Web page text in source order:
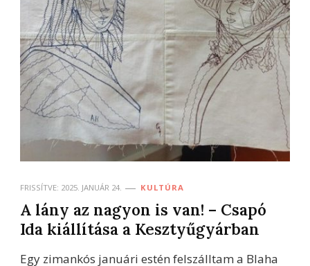
FRISSÍTVE: 2025. JANUÁR 24. KULTÚRA
A lány az nagyon is van! – Csapó
Ida kiállítása a Kesztyűgyárban
Egy zimankós januári estén felszálltam a Blaha